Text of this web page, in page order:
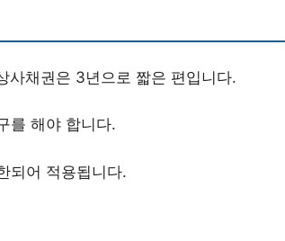
사채권은 3년으로 짧은 편입니다.
를 해야 합니다.
되어 적용됩니다.